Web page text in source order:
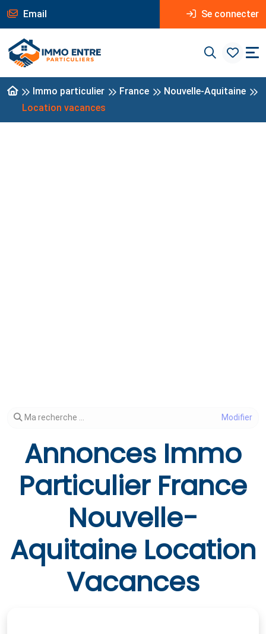
Email Se connecter
Immo particulier France
Nouvelle-Aquitaine
Location vacances
Modifier votre recherche
Ma recherche ...
Annonces Immo
Particulier France
Nouvelle-
Aquitaine Location
Vacances